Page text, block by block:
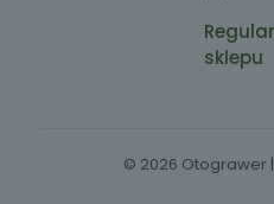
sklepu
© 2026 Otograwer